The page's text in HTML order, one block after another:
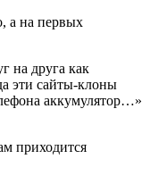
а на первых
на друга как
эти сайты-клоны
аккумулятор…»
приходится